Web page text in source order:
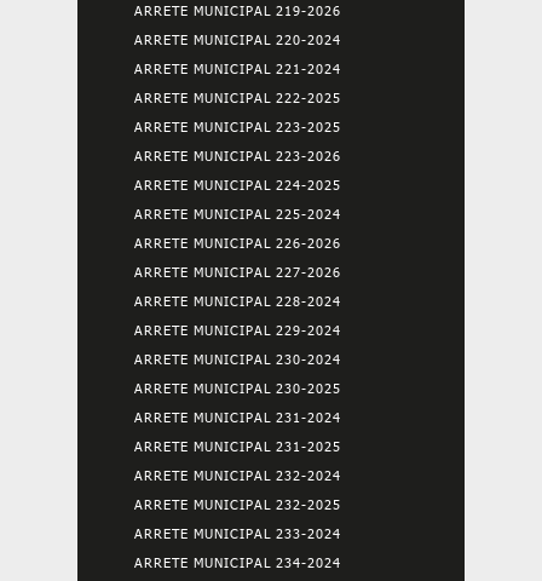
ARRETE MUNICIPAL 219-2026
ARRETE MUNICIPAL 220-2024
ARRETE MUNICIPAL 221-2024
ARRETE MUNICIPAL 222-2025
ARRETE MUNICIPAL 223-2025
ARRETE MUNICIPAL 223-2026
ARRETE MUNICIPAL 224-2025
ARRETE MUNICIPAL 225-2024
ARRETE MUNICIPAL 226-2026
ARRETE MUNICIPAL 227-2026
ARRETE MUNICIPAL 228-2024
ARRETE MUNICIPAL 229-2024
ARRETE MUNICIPAL 230-2024
ARRETE MUNICIPAL 230-2025
ARRETE MUNICIPAL 231-2024
ARRETE MUNICIPAL 231-2025
ARRETE MUNICIPAL 232-2024
ARRETE MUNICIPAL 232-2025
ARRETE MUNICIPAL 233-2024
ARRETE MUNICIPAL 234-2024